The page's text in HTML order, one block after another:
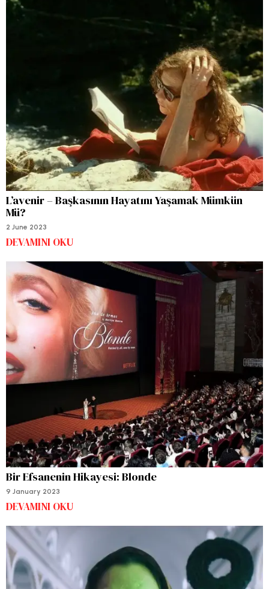
L’avenir – Başkasının Hayatını Yaşamak Mümkün
Mü?
2 June 2023
DEVAMINI OKU
Bir Efsanenin Hikayesi: Blonde
9 January 2023
DEVAMINI OKU